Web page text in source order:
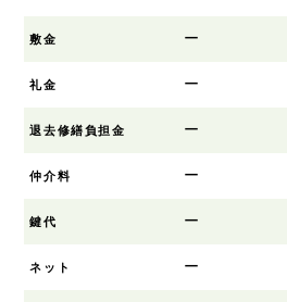
敷金 ー
礼金 ー
退去修繕負担金 ー
仲介料 ー
鍵代 ー
ネット ー